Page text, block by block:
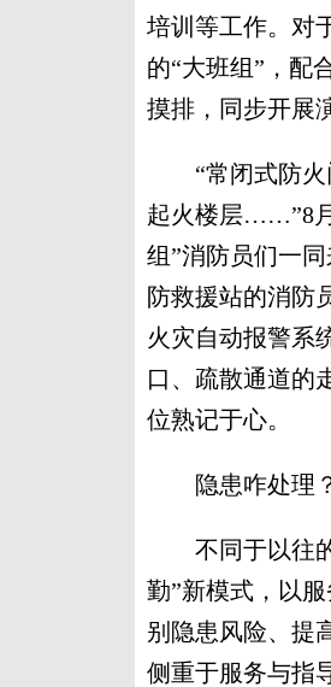
培训等工作。对
的“大班组”，配
摸排，同步开展
“常闭式防火
起火楼层……”8
组”消防员们一
防救援站的消防
火灾自动报警系
口、疏散通道的
位熟记于心。
隐患咋处理？
不同于以往的
勤”新模式，以
别隐患风险、提
侧重于服务与指